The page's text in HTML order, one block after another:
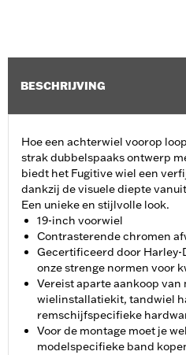
BESCHRIJVING
Hoe een achterwiel voorop
strak dubbelspaaks ontwerp
biedt het Fugitive wiel een
dankzij de visuele diepte
Een unieke en stijlvolle look.
19-inch voorwiel
Contrasterende chromen
Gecertificeerd door Harley-
onze strenge normen voor
Vereist aparte aankoop
wielinstallatiekit, tandwiel
remschijfspecifieke
Voor de montage moet je
modelspecifieke band